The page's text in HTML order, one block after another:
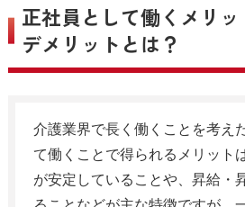
正社員として働くメリッ
デメリットとは？
介護業界で長く働くことを考え
て働くことで得られるメリット
が安定していることや、昇給・